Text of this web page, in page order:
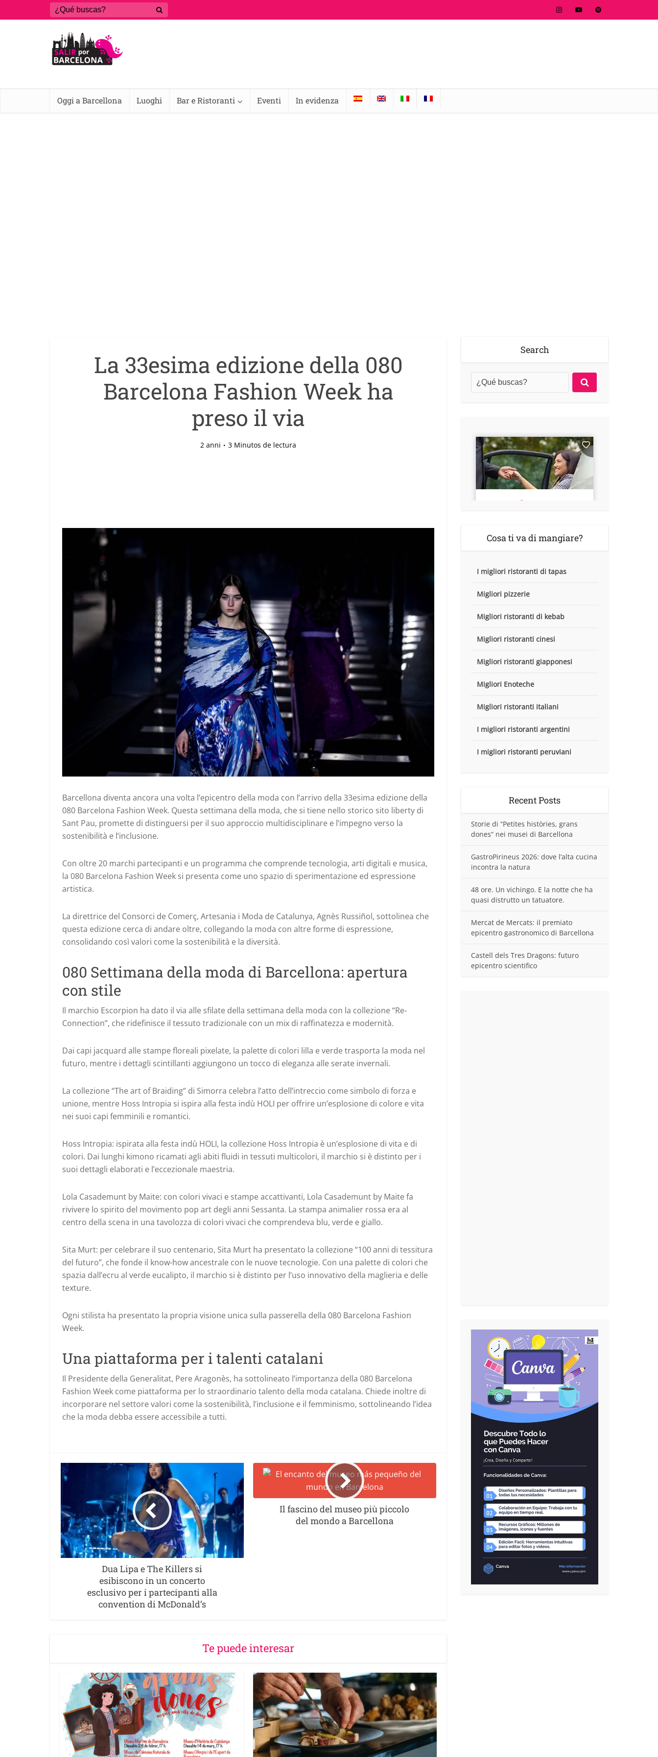
Oggi a Barcellona Luoghi Bar e Ristoranti Eventi In evidenza
La 33esima edizione della 080
Barcelona Fashion Week ha
preso il via
2 anni 3 Minutos de lectura
Barcellona diventa ancora una volta l’epicentro della moda con l’arrivo della 33esima edizione della
080 Barcelona Fashion Week. Questa settimana della moda, che si tiene nello storico sito liberty di
Sant Pau, promette di distinguersi per il suo approccio multidisciplinare e l’impegno verso la
sostenibilità e l’inclusione.
Con oltre 20 marchi partecipanti e un programma che comprende tecnologia, arti digitali e musica,
la 080 Barcelona Fashion Week si presenta come uno spazio di sperimentazione ed espressione
artistica.
La direttrice del Consorci de Comerç, Artesania i Moda de Catalunya, Agnès Russiñol, sottolinea che
questa edizione cerca di andare oltre, collegando la moda con altre forme di espressione,
consolidando così valori come la sostenibilità e la diversità.
080 Settimana della moda di Barcellona: apertura
con stile
Il marchio Escorpion ha dato il via alle sfilate della settimana della moda con la collezione “Re-
Connection”, che ridefinisce il tessuto tradizionale con un mix di raffinatezza e modernità.
Dai capi jacquard alle stampe floreali pixelate, la palette di colori lilla e verde trasporta la moda nel
futuro, mentre i dettagli scintillanti aggiungono un tocco di eleganza alle serate invernali.
La collezione “The art of Braiding” di Simorra celebra l’atto dell’intreccio come simbolo di forza e
unione, mentre Hoss Intropia si ispira alla festa indù HOLI per offrire un’esplosione di colore e vita
nei suoi capi femminili e romantici.
Hoss Intropia: ispirata alla festa indù HOLI, la collezione Hoss Intropia è un’esplosione di vita e di
colori. Dai lunghi kimono ricamati agli abiti fluidi in tessuti multicolori, il marchio si è distinto per i
suoi dettagli elaborati e l’eccezionale maestria.
Lola Casademunt by Maite: con colori vivaci e stampe accattivanti, Lola Casademunt by Maite fa
rivivere lo spirito del movimento pop art degli anni Sessanta. La stampa animalier rossa era al
centro della scena in una tavolozza di colori vivaci che comprendeva blu, verde e giallo.
Sita Murt: per celebrare il suo centenario, Sita Murt ha presentato la collezione “100 anni di tessitura
del futuro”, che fonde il know-how ancestrale con le nuove tecnologie. Con una palette di colori che
spazia dall’ecru al verde eucalipto, il marchio si è distinto per l’uso innovativo della maglieria e delle
texture.
Ogni stilista ha presentato la propria visione unica sulla passerella della 080 Barcelona Fashion
Week.
Una piattaforma per i talenti catalani
Il Presidente della Generalitat, Pere Aragonès, ha sottolineato l’importanza della 080 Barcelona
Fashion Week come piattaforma per lo straordinario talento della moda catalana. Chiede inoltre di
incorporare nel settore valori come la sostenibilità, l’inclusione e il femminismo, sottolineando l’idea
che la moda debba essere accessibile a tutti.
Dua Lipa e The Killers si
esibiscono in un concerto
esclusivo per i partecipanti alla
convention di McDonald’s
Il fascino del museo più piccolo
del mondo a Barcellona
Te puede interesar
Search
Cosa ti va di mangiare?
I migliori ristoranti di tapas
Migliori pizzerie
Migliori ristoranti di kebab
Migliori ristoranti cinesi
Migliori ristoranti giapponesi
Migliori Enoteche
Migliori ristoranti italiani
I migliori ristoranti argentini
I migliori ristoranti peruviani
Recent Posts
Storie di “Petites històries, grans
dones” nei musei di Barcellona
GastroPirineus 2026: dove l’alta cucina
incontra la natura
48 ore. Un vichingo. E la notte che ha
quasi distrutto un tatuatore.
Mercat de Mercats: il premiato
epicentro gastronomico di Barcellona
Castell dels Tres Dragons: futuro
epicentro scientifico